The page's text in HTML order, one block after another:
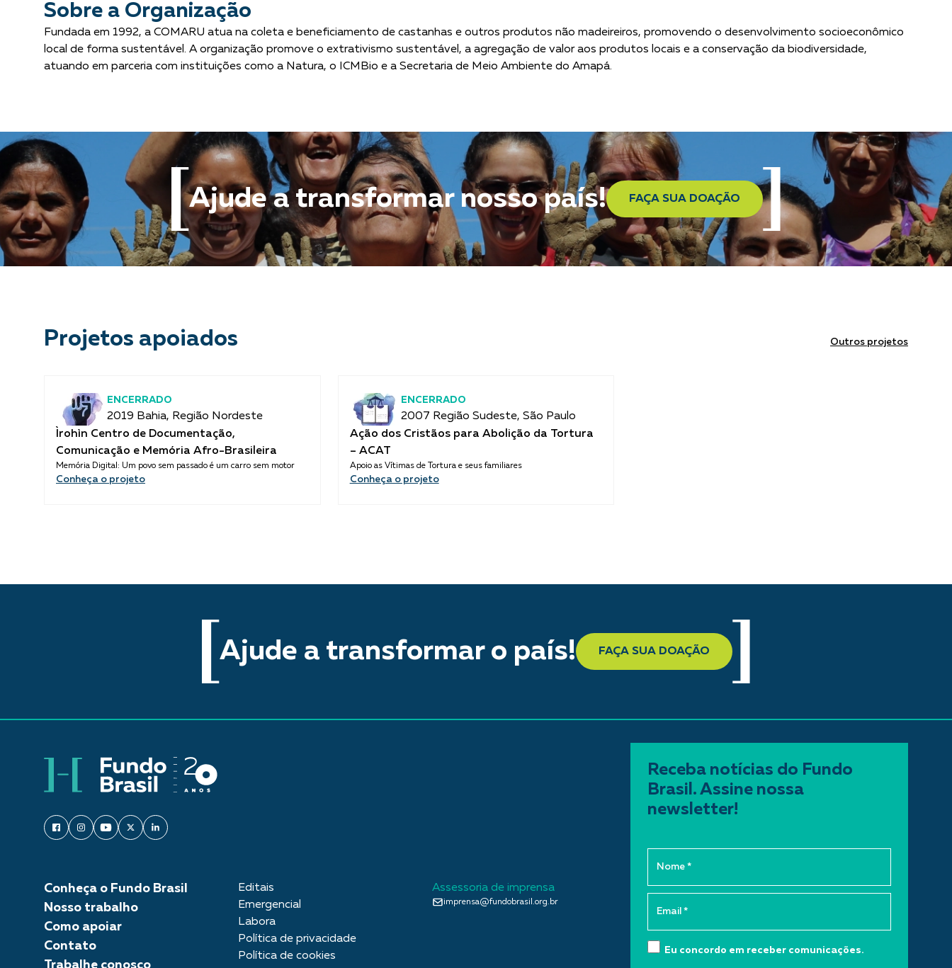
Sobre a Organização
Fundada em 1992, a COMARU atua na coleta e beneficiamento de castanhas e outros produtos não madeireiros, promovendo o desenvolvimento socioeconômico
local de forma sustentável. A organização promove o extrativismo sustentável, a agregação de valor aos produtos locais e a conservação da biodiversidade,
atuando em parceria com instituições como a Natura, o ICMBio e a Secretaria de Meio Ambiente do Amapá.
Ajude a transformar nosso país! FAÇA SUA DOAÇÃO
Projetos apoiados Outros projetos
ENCERRADO
2019 Bahia, Região Nordeste
Ìrohìn Centro de Documentação,
Comunicação e Memória Afro-Brasileira
Memória Digital: Um povo sem passado é um carro sem motor
Conheça o projeto
ENCERRADO
2007 Região Sudeste, São Paulo
Ação dos Cristãos para Abolição da Tortura
– ACAT
Apoio as Vítimas de Tortura e seus familiares
Conheça o projeto
Ajude a transformar o país! FAÇA SUA DOAÇÃO
Conheça o Fundo Brasil
Nosso trabalho
Como apoiar
Contato
Trabalhe conosco
Editais
Emergencial
Labora
Política de privacidade
Política de cookies
Assessoria de imprensa
imprensa@fundobrasil.org.br
Receba notícias do Fundo
Brasil. Assine nossa
newsletter!
Eu concordo em receber comunicações.